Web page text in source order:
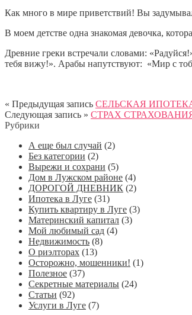
Как много в мире приветствий! Вы
В моем детстве одна знакомая девочка,
Древние греки встречали словами:
тебя вижу!». Арабы напутствуют: «Мир с
« Предыдущая запись СЕЛЬСКАЯ
Следующая запись » СТРАХ
Рубрики
А еще был случай (2)
Без категории (2)
Вырежи и сохрани (5)
Дом в Лужском районе (4)
ДОРОГОЙ ДНЕВНИК (2)
Ипотека в Луге (31)
Купить квартиру в Луге (3)
Материнский капитал (3)
Мой любимый сад (4)
Недвижимость (8)
О риэлторах (13)
Осторожно, мошенники! (1)
Полезное (37)
Секретные материалы (24)
Статьи (92)
Услуги в Луге (7)